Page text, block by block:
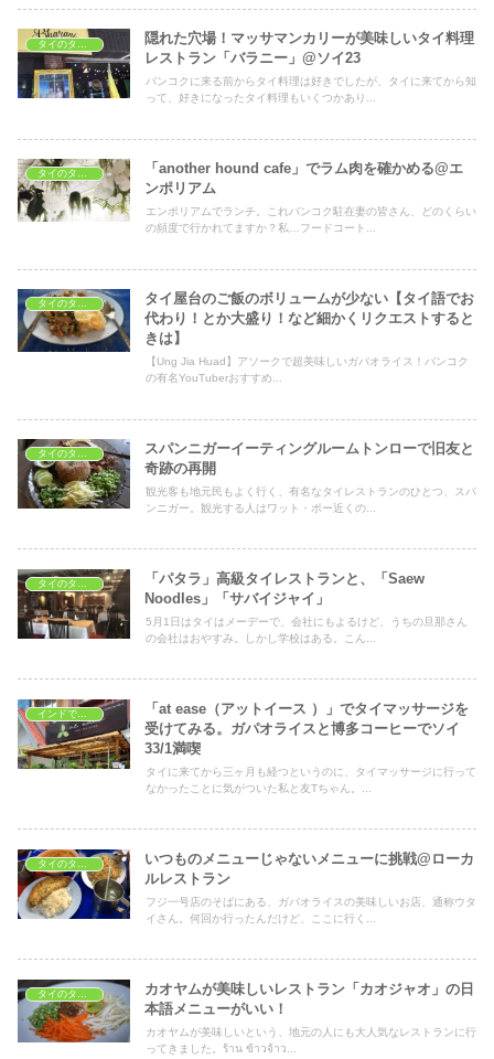
隠れた穴場！マッサマンカリーが美味しいタイ料理
レストラン「バラニー」@ソイ23
バンコクに来る前からタイ料理は好きでしたが、タイに来てから知
って、好きになったタイ料理もいくつかあり...
タイのタイ料理レストラン
「another hound cafe」でラム肉を確かめる@エ
ンポリアム
エンポリアムでランチ。これバンコク駐在妻の皆さん、どのくらい
の頻度で行かれてますか？私…フードコート...
タイのタイ料理レストラン
タイ屋台のご飯のボリュームが少ない【タイ語でお
代わり！とか大盛り！など細かくリクエストすると
きは】
【Ung Jia Huad】アソークで超美味しいガパオライス！バンコク
の有名YouTuberおすすめ...
タイのタイ料理レストラン
スパンニガーイーティングルームトンローで旧友と
奇跡の再開
観光客も地元民もよく行く、有名なタイレストランのひとつ、スパ
ンニガー。観光する人はワット・ポー近くの...
タイのタイ料理レストラン
「パタラ」高級タイレストランと、「Saew
Noodles」「サバイジャイ」
5月1日はタイはメーデーで、会社にもよるけど、うちの旦那さん
の会社はおやすみ。しかし学校はある。こん...
インドで美容と健康
「at ease（アットイース ）」でタイマッサージを
受けてみる。ガパオライスと博多コーヒーでソイ
33/1満喫
タイに来てから三ヶ月も経つというのに、タイマッサージに行って
なかったことに気がついた私と友Tちゃん。...
タイのタイ料理レストラン
いつものメニューじゃないメニューに挑戦@ローカ
ルレストラン
フジ一号店のそばにある、ガパオライスの美味しいお店、通称ウタ
イさん。何回か行ったんだけど、ここに行く...
タイのタイ料理レストラン
カオヤムが美味しいレストラン「カオジャオ」の日
本語メニューがいい！
カオヤムが美味しいという、地元の人にも大人気なレストランに行
ってきました。ร้าน ข้าวจ้าว...